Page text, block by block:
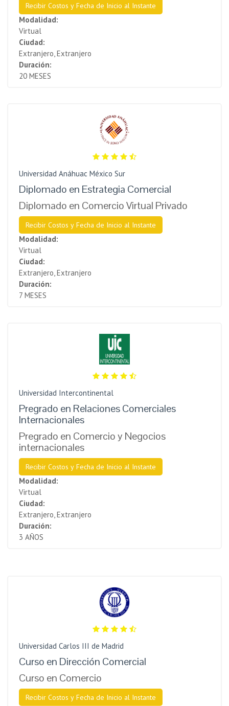
Recibir Costos y Fecha de Inicio al Instante
Modalidad:
Virtual
Ciudad:
Extranjero, Extranjero
Duración:
20 MESES
Universidad Anáhuac México Sur
Diplomado en Estrategia Comercial
Diplomado en Comercio Virtual Privado
Recibir Costos y Fecha de Inicio al Instante
Modalidad:
Virtual
Ciudad:
Extranjero, Extranjero
Duración:
7 MESES
Universidad Intercontinental
Pregrado en Relaciones Comerciales
Internacionales
Pregrado en Comercio y Negocios
internacionales
Recibir Costos y Fecha de Inicio al Instante
Modalidad:
Virtual
Ciudad:
Extranjero, Extranjero
Duración:
3 AÑOS
Universidad Carlos III de Madrid
Curso en Dirección Comercial
Curso en Comercio
Recibir Costos y Fecha de Inicio al Instante